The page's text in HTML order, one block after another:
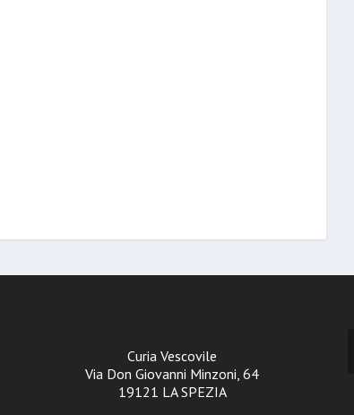
Curia Vescovile
Via Don Giovanni Minzoni, 64
19121 LA SPEZIA